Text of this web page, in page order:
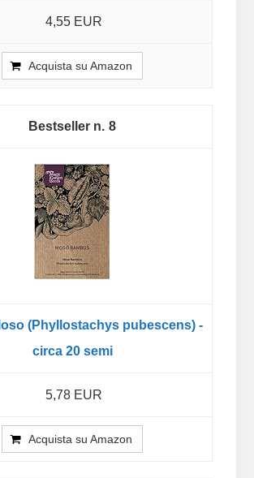
4,55 EUR
Acquista su Amazon
8
(Phyllostachys pubescens) -
circa 20 semi
5,78 EUR
Acquista su Amazon